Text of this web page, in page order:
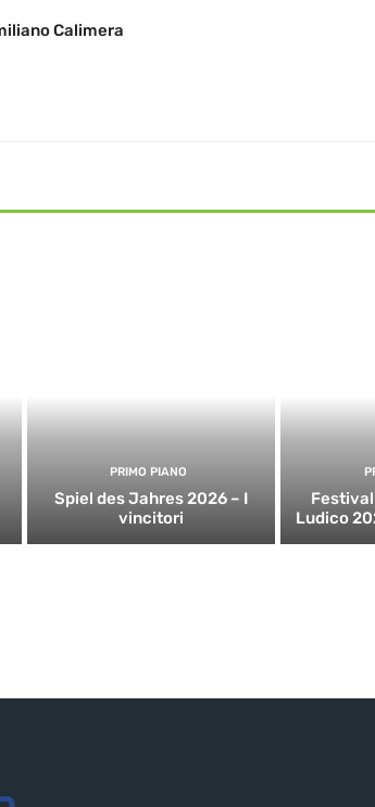
Calimera
PRIMO PIANO
Spiel des Jahres 2026 – I
vincitori
Ludico